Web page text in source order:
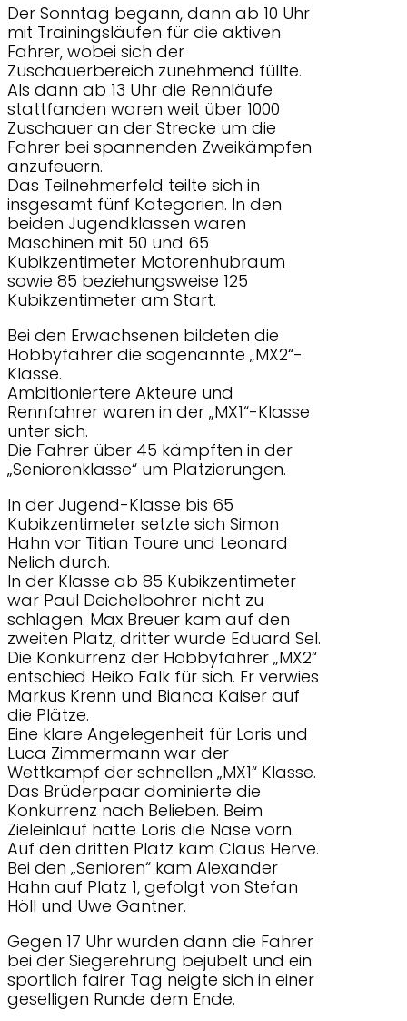
Der Sonntag begann, dann ab 10 Uhr
mit Trainingsläufen für die aktiven
Fahrer, wobei sich der
Zuschauerbereich zunehmend füllte.
Als dann ab 13 Uhr die Rennläufe
stattfanden waren weit über 1000
Zuschauer an der Strecke um die
Fahrer bei spannenden Zweikämpfen
anzufeuern.
Das Teilnehmerfeld teilte sich in
insgesamt fünf Kategorien. In den
beiden Jugendklassen waren
Maschinen mit 50 und 65
Kubikzentimeter Motorenhubraum
sowie 85 beziehungsweise 125
Kubikzentimeter am Start.
Bei den Erwachsenen bildeten die
Hobbyfahrer die sogenannte „MX2“-
Klasse.
Ambitioniertere Akteure und
Rennfahrer waren in der „MX1“-Klasse
unter sich.
Die Fahrer über 45 kämpften in der
„Seniorenklasse“ um Platzierungen.
In der Jugend-Klasse bis 65
Kubikzentimeter setzte sich Simon
Hahn vor Titian Toure und Leonard
Nelich durch.
In der Klasse ab 85 Kubikzentimeter
war Paul Deichelbohrer nicht zu
schlagen. Max Breuer kam auf den
zweiten Platz, dritter wurde Eduard Sel.
Die Konkurrenz der Hobbyfahrer „MX2“
entschied Heiko Falk für sich. Er verwies
Markus Krenn und Bianca Kaiser auf
die Plätze.
Eine klare Angelegenheit für Loris und
Luca Zimmermann war der
Wettkampf der schnellen „MX1“ Klasse.
Das Brüderpaar dominierte die
Konkurrenz nach Belieben. Beim
Zieleinlauf hatte Loris die Nase vorn.
Auf den dritten Platz kam Claus Herve.
Bei den „Senioren“ kam Alexander
Hahn auf Platz 1, gefolgt von Stefan
Höll und Uwe Gantner.
Gegen 17 Uhr wurden dann die Fahrer
bei der Siegerehrung bejubelt und ein
sportlich fairer Tag neigte sich in einer
geselligen Runde dem Ende.